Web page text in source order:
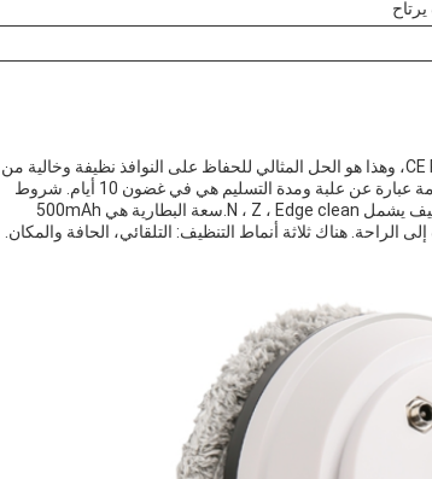
منظف النوافذ الروبوت هو غسالة نافذة ذكية من الصين مع شهادة CE ROHS، وهذا هو الحل المثالي للحفاظ على النوافذ نظيفة وخالية من
خطوط.الحد الأدنى للكميات هو 200 قطعة و سعرها قابل للتفاوض. الحزمة عبارة عن علبة ومدة التسليم هي في غضون 10 أيام. شروط
الدفع هي T / T. القدرة على التوريد هي 5000PCS / الشهر. طريق التنظيف يشمل N ، Z ، Edge clean.سعة البطارية هي 500mAh
الروبوت إلى الراحة. هناك ثلاثة أنماط التنظيف: التلقائي، الحافة والمكان.